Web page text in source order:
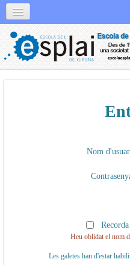
Català (ca)
Xarxes socials Contacta
Nom
Heu oblidat el nom
Les galetes han d'estar